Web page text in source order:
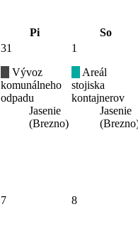
Pi So
31
Vývoz
komunálneho
odpadu
Jasenie
(Brezno)
1
Areál
stojiska
kontajnerov
Jasenie
7 8